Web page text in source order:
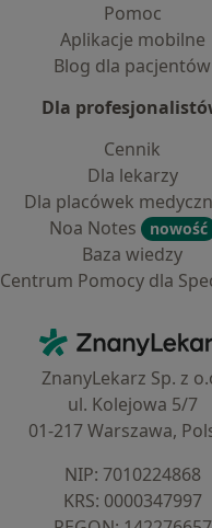
Pomoc
Aplikacje mobilne
Blog dla pacjentów
Dla
Cennik
Dla lekarzy
Dla placówek
Noa Notes
nowość
Baza wiedzy
Centrum Pomocy dla
ZnanyLekarz Sp. z
ul. Kolejowa 5/7
01-217 Warszawa,
NIP: ⁠7010224868
KRS: ⁠0000347997